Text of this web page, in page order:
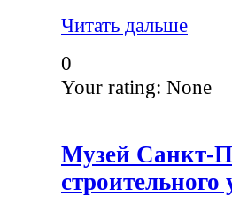
Читать дальше
0
Your rating: None
Музей Санкт-
строительного